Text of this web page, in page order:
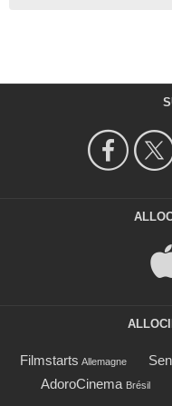
Filmstarts Allemagne
AdoroCinema Brésil